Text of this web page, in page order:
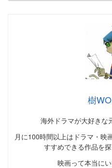
樹
海外ドラマが大好きな
月に100時間以上はドラマ・映
すすめできる作品を探
映画って本当にい